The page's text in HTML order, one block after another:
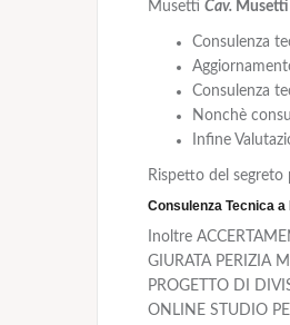
Musetti Cav.
Consulenza
Consulenza
Nonchè
Infine
Rispetto del segreto
Consulenza Tecnica a
Inoltre
GIURATA PERIZIA
PROGETTO DI
ONLINE STUDIO